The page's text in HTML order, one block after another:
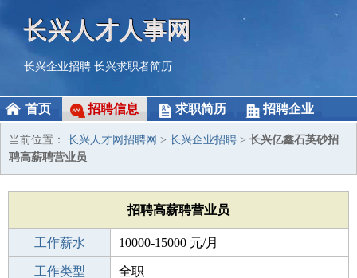
长兴人才人事网
长兴企业招聘 长兴求职者简历
首页 招聘信息 求职简历 招聘企业
当前位置： 长兴人才网招聘网 > 长兴企业招聘 > 长兴亿鑫石英砂招
聘高薪聘营业员
招聘高薪聘营业员
工作薪水 10000-15000 元/月
招聘人数 10人
工作类型 全职